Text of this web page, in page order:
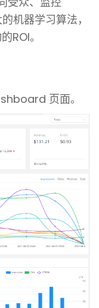
机器学习算法，
ROI。
页面。